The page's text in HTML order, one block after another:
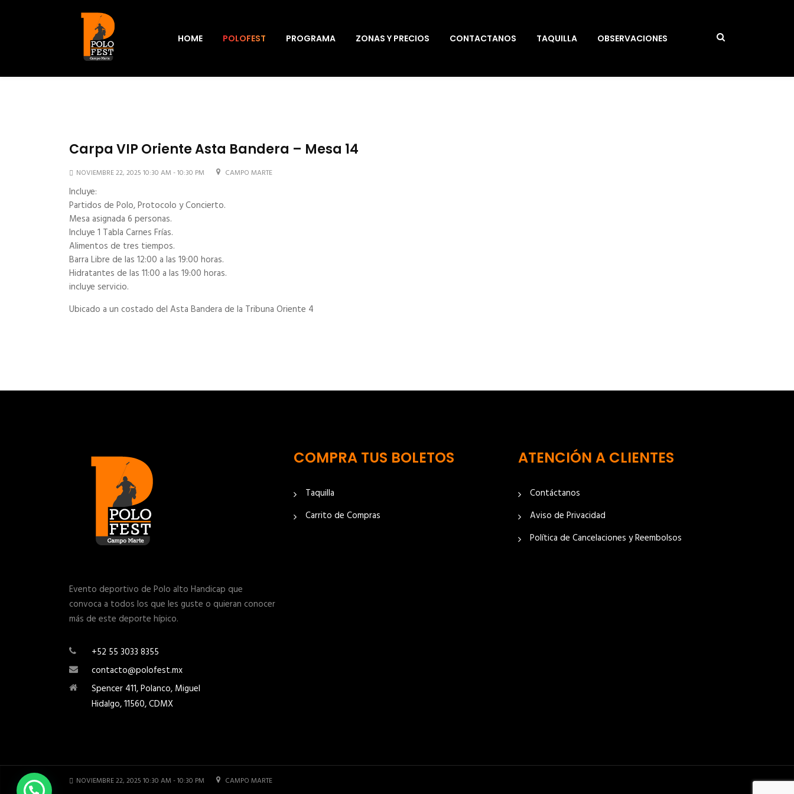
HOME POLOFEST PROGRAMA ZONAS Y PRECIOS CONTACTANOS TAQUILLA OBSERVACIONES
Carpa VIP Oriente Asta Bandera – Mesa 14
NOVIEMBRE 22, 2025 10:30 AM - 10:30 PM CAMPO MARTE
Incluye:
Partidos de Polo, Protocolo y Concierto.
Mesa asignada 6 personas.
Incluye 1 Tabla Carnes Frías.
Alimentos de tres tiempos.
Barra Libre de las 12:00 a las 19:00 horas.
Hidratantes de las 11:00 a las 19:00 horas.
incluye servicio.
Ubicado a un costado del Asta Bandera de la Tribuna Oriente 4
Evento deportivo de Polo alto Handicap que
convoca a todos los que les guste o quieran conocer
más de este deporte hípico.
+52 55 3033 8355
contacto@polofest.mx
Spencer 411, Polanco, Miguel
Hidalgo, 11560, CDMX
COMPRA TUS BOLETOS
Taquilla
Carrito de Compras
ATENCIÓN A CLIENTES
Contáctanos
Aviso de Privacidad
Política de Cancelaciones y Reembolsos
NOVIEMBRE 22, 2025 10:30 AM - 10:30 PM CAMPO MARTE